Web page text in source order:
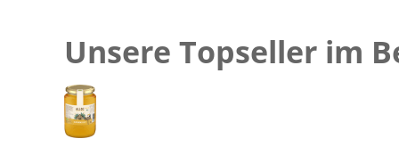
Unsere Topseller im